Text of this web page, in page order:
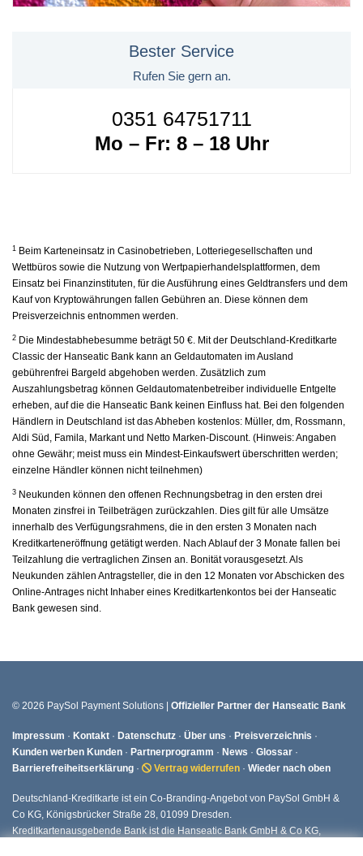
Bester Service
Rufen Sie gern an.
0351 64751711
Mo – Fr: 8 – 18 Uhr
1
Beim Karteneinsatz in Casinobetrieben, Lotteriegesellschaften und
Wettbüros sowie die Nutzung von Wertpapierhandelsplattformen, dem
Einsatz bei Finanzinstituten, für die Ausführung eines Geldtransfers und dem
Kauf von Kryptowährungen fallen Gebühren an. Diese können dem
Preisverzeichnis entnommen werden.
2 Die Mindestabhebesumme beträgt 50 €. Mit der Deutschland-Kreditkarte
Classic der Hanseatic Bank kann an Geldautomaten im Ausland
gebührenfrei Bargeld abgehoben werden. Zusätzlich zum
Auszahlungsbetrag können Geldautomatenbetreiber individuelle Entgelte
erheben, auf die die Hanseatic Bank keinen Einfluss hat. Bei den folgenden
Händlern in Deutschland ist das Abheben kostenlos: Müller, dm, Rossmann,
Aldi Süd, Famila, Markant und Netto Marken-Discount. (Hinweis: Angaben
ohne Gewähr; meist muss ein Mindest-Einkaufswert überschritten werden;
einzelne Händler können nicht teilnehmen)
3 Neukunden können den offenen Rechnungsbetrag in den ersten drei
Monaten zinsfrei in Teilbeträgen zurückzahlen. Dies gilt für alle Umsätze
innerhalb des Verfügungsrahmens, die in den ersten 3 Monaten nach
Kreditkarteneröffnung getätigt werden. Nach Ablauf der 3 Monate fallen bei
Teilzahlung die vertraglichen Zinsen an. Bonität vorausgesetzt. Als
Neukunden zählen Antragsteller, die in den 12 Monaten vor Abschicken des
Online-Antrages nicht Inhaber eines Kreditkartenkontos bei der Hanseatic
Bank gewesen sind.
© 2026 PaySol Payment Solutions | Offizieller Partner der Hanseatic Bank
Impressum · Kontakt · Datenschutz · Über uns · Preisverzeichnis ·
Kunden werben Kunden · Partnerprogramm · News · Glossar ·
Barrierefreiheitserklärung · Vertrag widerrufen · Wieder nach oben
Deutschland-Kreditkarte ist ein Co-Branding-Angebot von PaySol GmbH &
Co KG, Königsbrücker Straße 28, 01099 Dresden.
Kreditkartenausgebende Bank ist die Hanseatic Bank GmbH & Co KG,